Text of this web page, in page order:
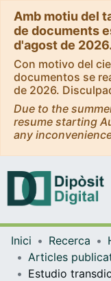
Amb motiu del
de documents
d'agost de
Con motivo del
documentos se
de 2026.
Due to the
resume starting
any
Inici Recerca